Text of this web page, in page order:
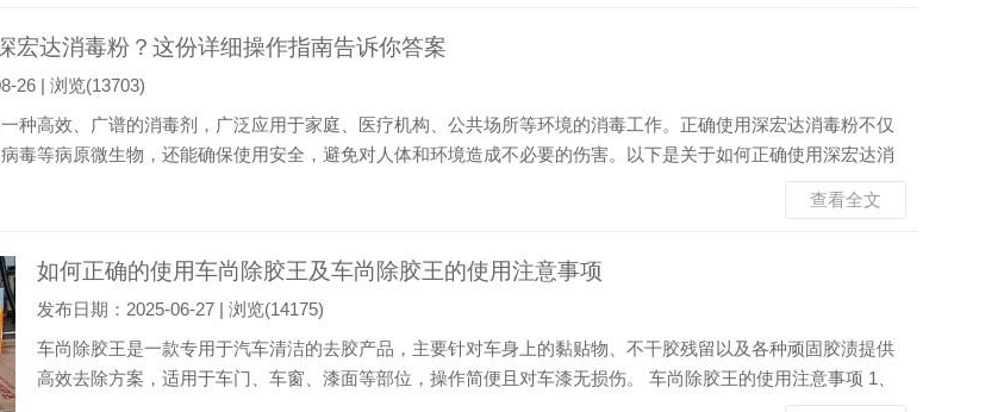
宏达消毒粉？这份详细操作指南告诉你答案
26 | 浏览(13703)
种高效、广谱的消毒剂，广泛应用于家庭、医疗机构、公共场所等环境的消毒工作。正确使用深宏达消毒粉不仅
毒等病原微生物，还能确保使用安全，避免对人体和环境造成不必要的伤害。以下是关于如何正确使用深宏达消
查看全文
如何正确的使用车尚除胶王及车尚除胶王的使用注意事项
发布日期：2025-06-27 | 浏览(14175)
车尚除胶王是一款专用于汽车清洁的去胶产品，主要针对车身上的黏贴物、不干胶残留以及各种顽固胶渍提供
高效去除方案，适用于车门、车窗、漆面等部位，操作简便且对车漆无损伤。 车尚除胶王的使用注意事项 1、